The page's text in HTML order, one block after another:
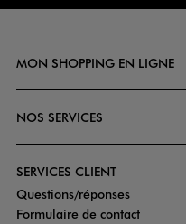
MON SHOPPING EN LIGNE
NOS SERVICES
SERVICES CLIENT
Questions/réponses
Formulaire de contact